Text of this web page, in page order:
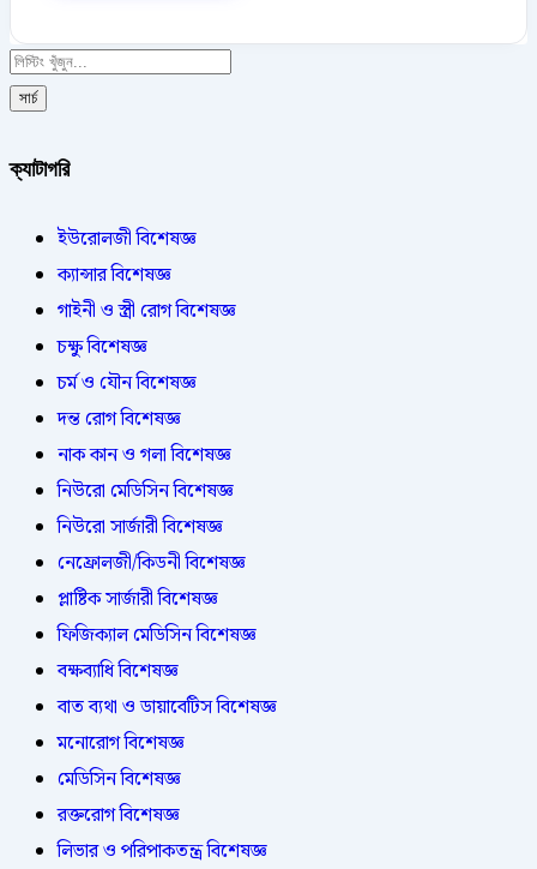
সার্চ
ক্যাটাগরি
ইউরোলজী বিশেষজ্ঞ
ক্যান্সার বিশেষজ্ঞ
গাইনী ও স্ত্রী রোগ বিশেষজ্ঞ
চক্ষু বিশেষজ্ঞ
চর্ম ও যৌন বিশেষজ্ঞ
দন্ত রোগ বিশেষজ্ঞ
নাক কান ও গলা বিশেষজ্ঞ
নিউরো মেডিসিন বিশেষজ্ঞ
নিউরো সার্জারী বিশেষজ্ঞ
নেফ্রোলজী/কিডনী বিশেষজ্ঞ
প্লাষ্টিক সার্জারী বিশেষজ্ঞ
ফিজিক্যাল মেডিসিন বিশেষজ্ঞ
বক্ষব্যাধি বিশেষজ্ঞ
বাত ব্যথা ও ডায়াবেটিস বিশেষজ্ঞ
মনোরোগ বিশেষজ্ঞ
মেডিসিন বিশেষজ্ঞ
রক্তরোগ বিশেষজ্ঞ
লিভার ও পরিপাকতন্ত্র বিশেষজ্ঞ